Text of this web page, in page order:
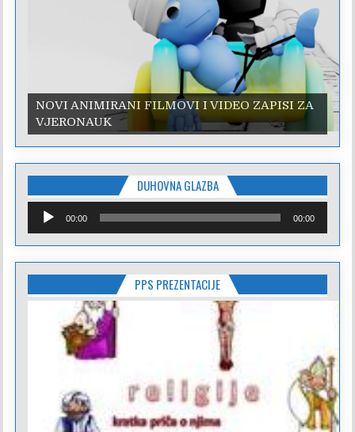
NOVI ANIMIRANI FILMOVI I VIDEO ZAPISI ZA
VJERONAUK
DUHOVNA GLAZBA
Reproduktor
audiozapisa
00:00 00:00
PPS PREZENTACIJE